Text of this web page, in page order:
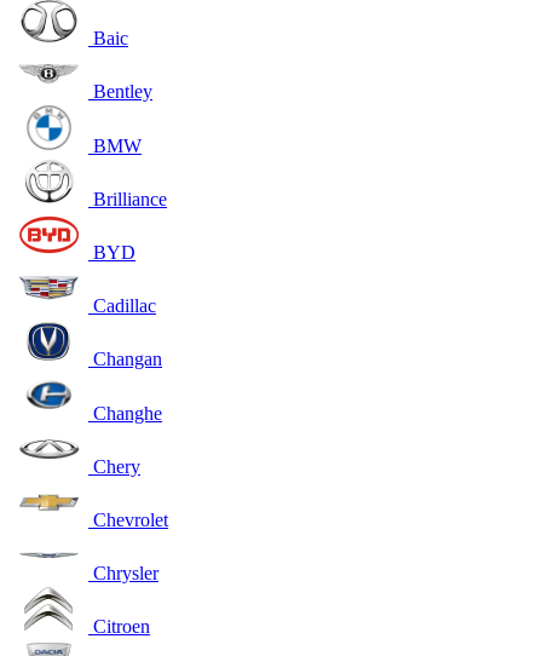
Baic
Bentley
BMW
Brilliance
BYD
Cadillac
Changan
Changhe
Chery
Chevrolet
Chrysler
Citroen